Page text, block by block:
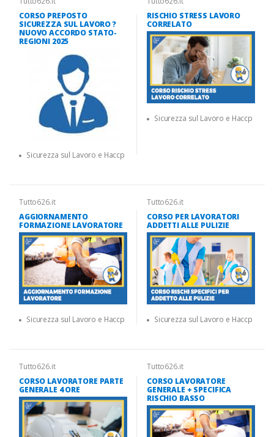
CORSO PREPOSTO
SICUREZZA SUL LAVORO ?
NUOVO ACCORDO STATO-
REGIONI 2025
Sicurezza sul Lavoro e Haccp
RISCHIO STRESS LAVORO
CORRELATO
Sicurezza sul Lavoro e Haccp
Tutto626.it
AGGIORNAMENTO
FORMAZIONE LAVORATORE
Sicurezza sul Lavoro e Haccp
Tutto626.it
CORSO PER LAVORATORI
ADDETTI ALLE PULIZIE
Sicurezza sul Lavoro e Haccp
Tutto626.it
CORSO LAVORATORE PARTE
GENERALE 4 ORE
Tutto626.it
CORSO LAVORATORE
GENERALE + SPECIFICA
RISCHIO BASSO